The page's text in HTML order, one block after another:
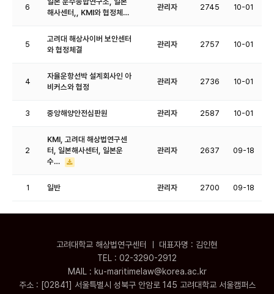
6
해사센터,, KMI와 협정체…
관리자 2745 10-01
5
고려대 해상사이버 보안센터
와 협정체결
관리자 2757 10-01
4
자율운항선박 설계회사인 아
비커스와 협정
관리자 2736 10-01
3 중앙해양안전심판원 관리자 2587 10-01
2
KMI, 고려대 해상법연구센
터, 일본해사센터, 일본운
수…
관리자 2637 09-18
1 일반 관리자 2700 09-18
고려대학교 해상법연구센터 ㅣ 대표자명 : 김인현
TEL : 02-3290-2912
MAIL : ku-maritimelaw@korea.ac.kr
주소 : [02841] 서울특별시 성북구 안암로 145 고려대학교 서울캠퍼스